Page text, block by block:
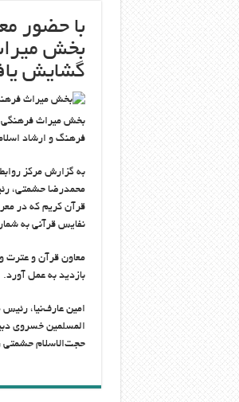
با حضور
بخش
گشایش
بخش میراث فرهنگی
فرهنگ و ارشاد
به گزارش مرکز
محمدرضا حشمتی،
قرآن کریم که در
نفایس قرآنی به
معاون قرآن و عترت
بازدید به عمل آورد.
امین عارف‌نیا،
المسلمین خسروی
حجت‌الاسلام حشمتی